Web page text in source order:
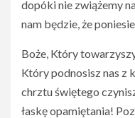
dopóki nie zwiążemy
nam będzie, że
Boże, Który
Który podnosisz nas z
chrztu świętego
łaskę opamiętania!